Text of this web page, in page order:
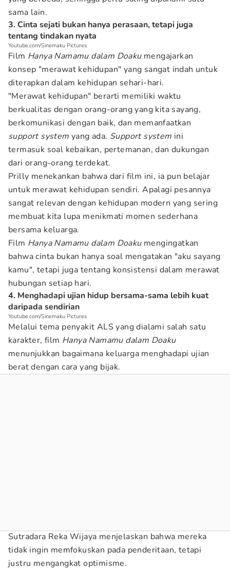
sama lain.
3. Cinta sejati bukan hanya perasaan, tetapi juga
tentang tindakan nyata
Youtube.com/Sinemaku Pictures
Film Hanya Namamu dalam Doaku mengajarkan
konsep "merawat kehidupan" yang sangat indah untuk
diterapkan dalam kehidupan sehari-hari.
"Merawat kehidupan" berarti memiliki waktu
berkualitas dengan orang-orang yang kita sayang,
berkomunikasi dengan baik, dan memanfaatkan
support system yang ada. Support system ini
termasuk soal kebaikan, pertemanan, dan dukungan
dari orang-orang terdekat.
Prilly menekankan bahwa dari film ini, ia pun belajar
untuk merawat kehidupan sendiri. Apalagi pesannya
sangat relevan dengan kehidupan modern yang sering
membuat kita lupa menikmati momen sederhana
bersama keluarga.
Film Hanya Namamu dalam Doaku mengingatkan
bahwa cinta bukan hanya soal mengatakan "aku sayang
kamu", tetapi juga tentang konsistensi dalam merawat
hubungan setiap hari.
4. Menghadapi ujian hidup bersama-sama lebih kuat
daripada sendirian
Youtube.com/Sinemaku Pictures
Melalui tema penyakit ALS yang dialami salah satu
karakter, film Hanya Namamu dalam Doaku
menunjukkan bagaimana keluarga menghadapi ujian
berat dengan cara yang bijak.
Sutradara Reka Wijaya menjelaskan bahwa mereka
tidak ingin memfokuskan pada penderitaan, tetapi
justru mengangkat optimisme.